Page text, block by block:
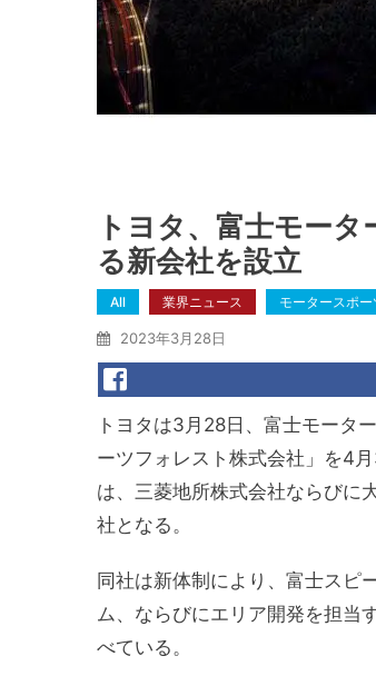
トヨタ、富士モー
る新会社を設立
All 業界ニュース モータースポー
2023年3月28日
トヨタは3月28日、富士モータ
ーツフォレスト株式会社」を4
は、三菱地所株式会社ならびに
社となる。
同社は新体制により、富士スピ
ム、ならびにエリア開発を担当
べている。